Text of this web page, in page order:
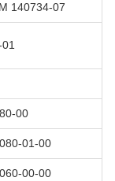
140734-07
00
01-00
00-00